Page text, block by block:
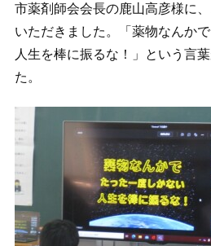
市薬剤師会会長の鹿山高彦様に
いただきました。「薬物なんか
人生を棒に振るな！」という言
た。